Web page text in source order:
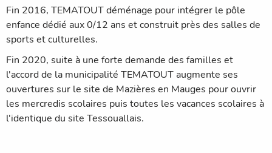
Fin 2016, TEMATOUT déménage pour intégrer le pôle
enfance dédié aux 0/12 ans et construit près des salles de
sports et culturelles.
Fin 2020, suite à une forte demande des familles et
l'accord de la municipalité TEMATOUT augmente ses
ouvertures sur le site de Mazières en Mauges pour ouvrir
les mercredis scolaires puis toutes les vacances scolaires à
l'identique du site Tessouallais.